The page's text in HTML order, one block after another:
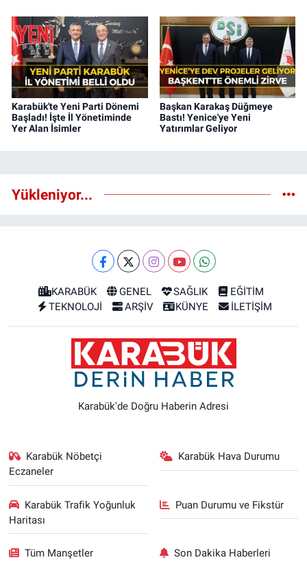
Karabük'te Yeni Parti Dönemi
Başladı! İşte İl Yönetiminde
Yer Alan İsimler
Başkan Karakaş Düğmeye
Bastı! Yenice'ye Yeni
Yatırımlar Geliyor
Yükleniyor...
KARABÜK GENEL SAĞLIK
EĞİTİM
TEKNOLOJİ
ARŞİV KÜNYE İLETİŞİM
Karabük'de Doğru Haberin Adresi
Karabük Nöbetçi
Eczaneler
Karabük Hava Durumu
Karabük Trafik Yoğunluk
Haritası
Puan Durumu ve Fikstür
Tüm Manşetler Son Dakika Haberleri